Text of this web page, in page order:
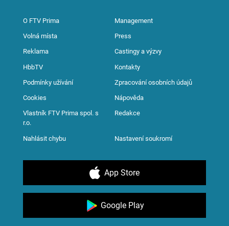
O FTV Prima Management
Volná místa Press
Reklama Castingy a výzvy
HbbTV Kontakty
Podmínky užívání Zpracování osobních údajů
Cookies Nápověda
Vlastník FTV Prima spol. s
r.o.
Redakce
Nahlásit chybu Nastavení soukromí
App Store
Google Play